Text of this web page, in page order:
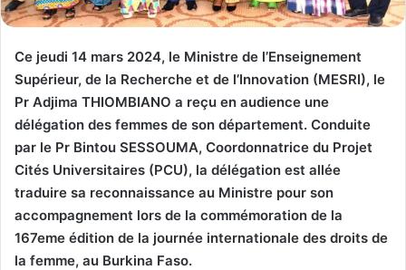
Ce jeudi 14 mars 2024, le Ministre de l’Enseignement
Supérieur, de la Recherche et de l’Innovation (MESRI), le
Pr Adjima THIOMBIANO a reçu en audience une
délégation des femmes de son département. Conduite
par le Pr Bintou SESSOUMA, Coordonnatrice du Projet
Cités Universitaires (PCU), la délégation est allée
traduire sa reconnaissance au Ministre pour son
accompagnement lors de la commémoration de la
167eme édition de la journée internationale des droits de
la femme, au Burkina Faso.